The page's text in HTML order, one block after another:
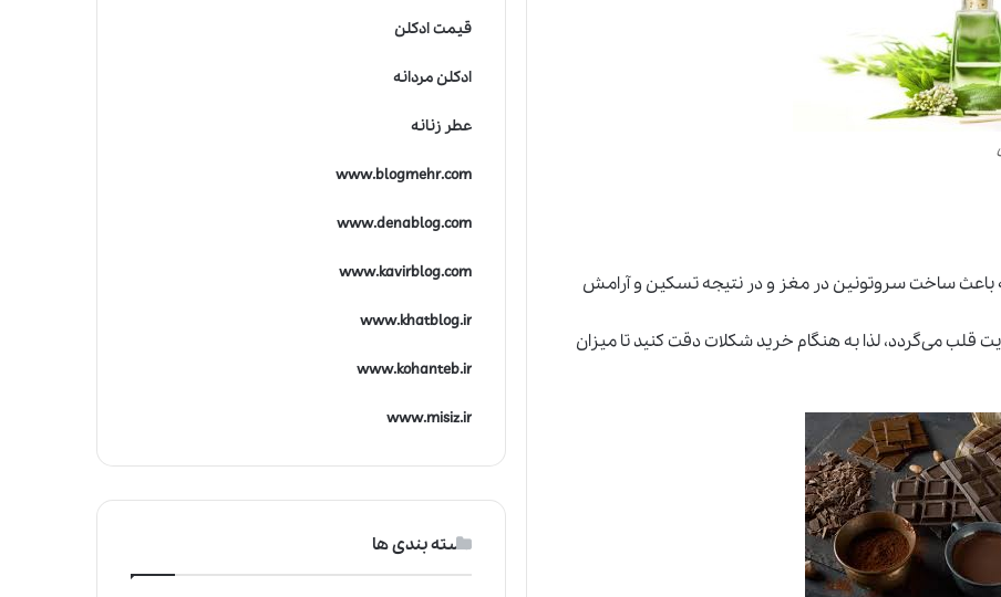
باعث ساخت سروتونین در مغز و در نتیجه تسکین و آرامش
قلب می‌گردد، لذا به هنگام خرید شکلات دقت کنید تا میزان
قیمت ادکلن
ادکلن مردانه
عطر زنانه
www.blogmehr.com
www.denablog.com
www.kavirblog.com
www.khatblog.ir
www.kohanteb.ir
www.misiz.ir
دسته بندی ها